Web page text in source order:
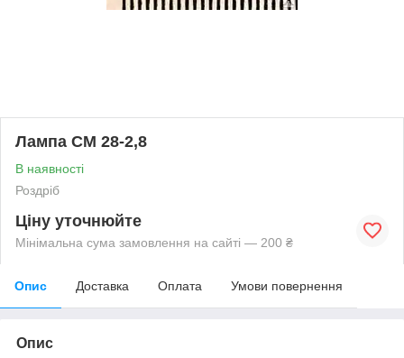
Лампа СМ 28-2,8
В наявності
Роздріб
Ціну уточнюйте
Мінімальна сума замовлення на сайті — 200 ₴
Опис Доставка Оплата Умови повернення
Опис